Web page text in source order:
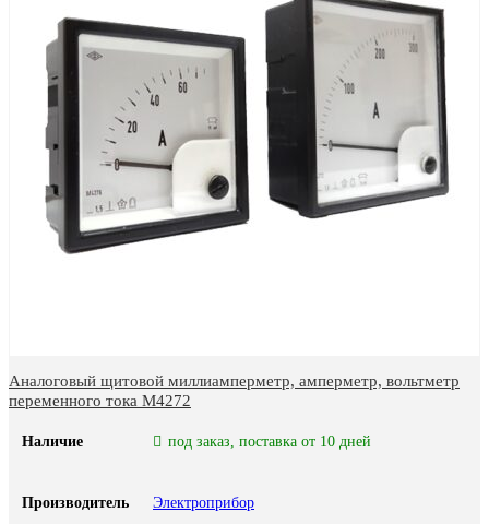
Аналоговый щитовой миллиамперметр, амперметр, вольтметр
переменного тока М4272
Наличие под заказ, поставка от 10 дней
Производитель Электроприбор